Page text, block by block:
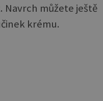
Navrch můžete ještě
krému.